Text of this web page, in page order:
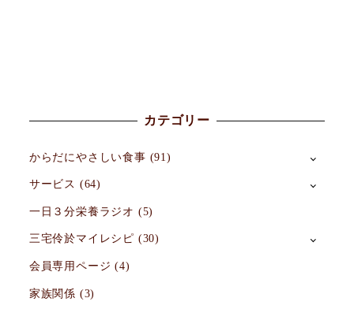
カテゴリー
からだにやさしい食事 (91)
サービス (64)
一日３分栄養ラジオ (5)
三宅伶於マイレシピ (30)
会員専用ページ (4)
家族関係 (3)